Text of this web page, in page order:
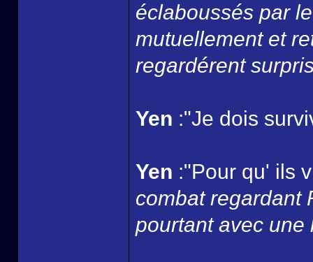
éclaboussés par
mutuellement et
regardérent
Yen :"Je dois
Yen :"Pour qu' ils
combat regardant
pourtant avec une